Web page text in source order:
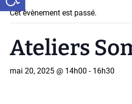
Cet évènement est passé.
Ateliers
mai 20, 2025 @ 14h00 - 16h30